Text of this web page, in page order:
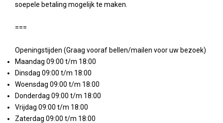
soepele betaling mogelijk te maken.
===
Openingstijden (Graag vooraf bellen/mailen voor uw bezoek)
Maandag 09:00 t/m 18:00
Dinsdag 09:00 t/m 18:00
Woensdag 09:00 t/m 18:00
Donderdag 09:00 t/m 18:00
Vrijdag 09:00 t/m 18:00
Zaterdag 09:00 t/m 18:00